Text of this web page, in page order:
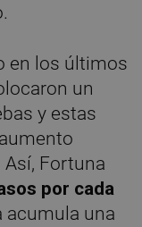
en los últimos
un
y estas
Fortuna
por cada
acumula una